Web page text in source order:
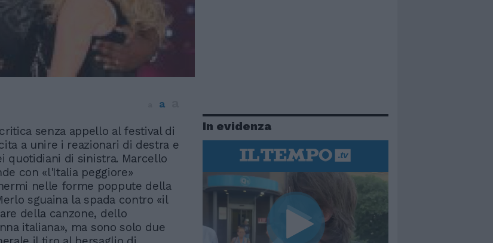
a
senza appello al festival di
a unire i reazionari di destra e
quotidiani di sinistra. Marcello
con «l'Italia peggiore»
nelle forme poppute della
sguaina la spada contro «il
della canzone, dello
italiana», ma sono solo due
In evidenza